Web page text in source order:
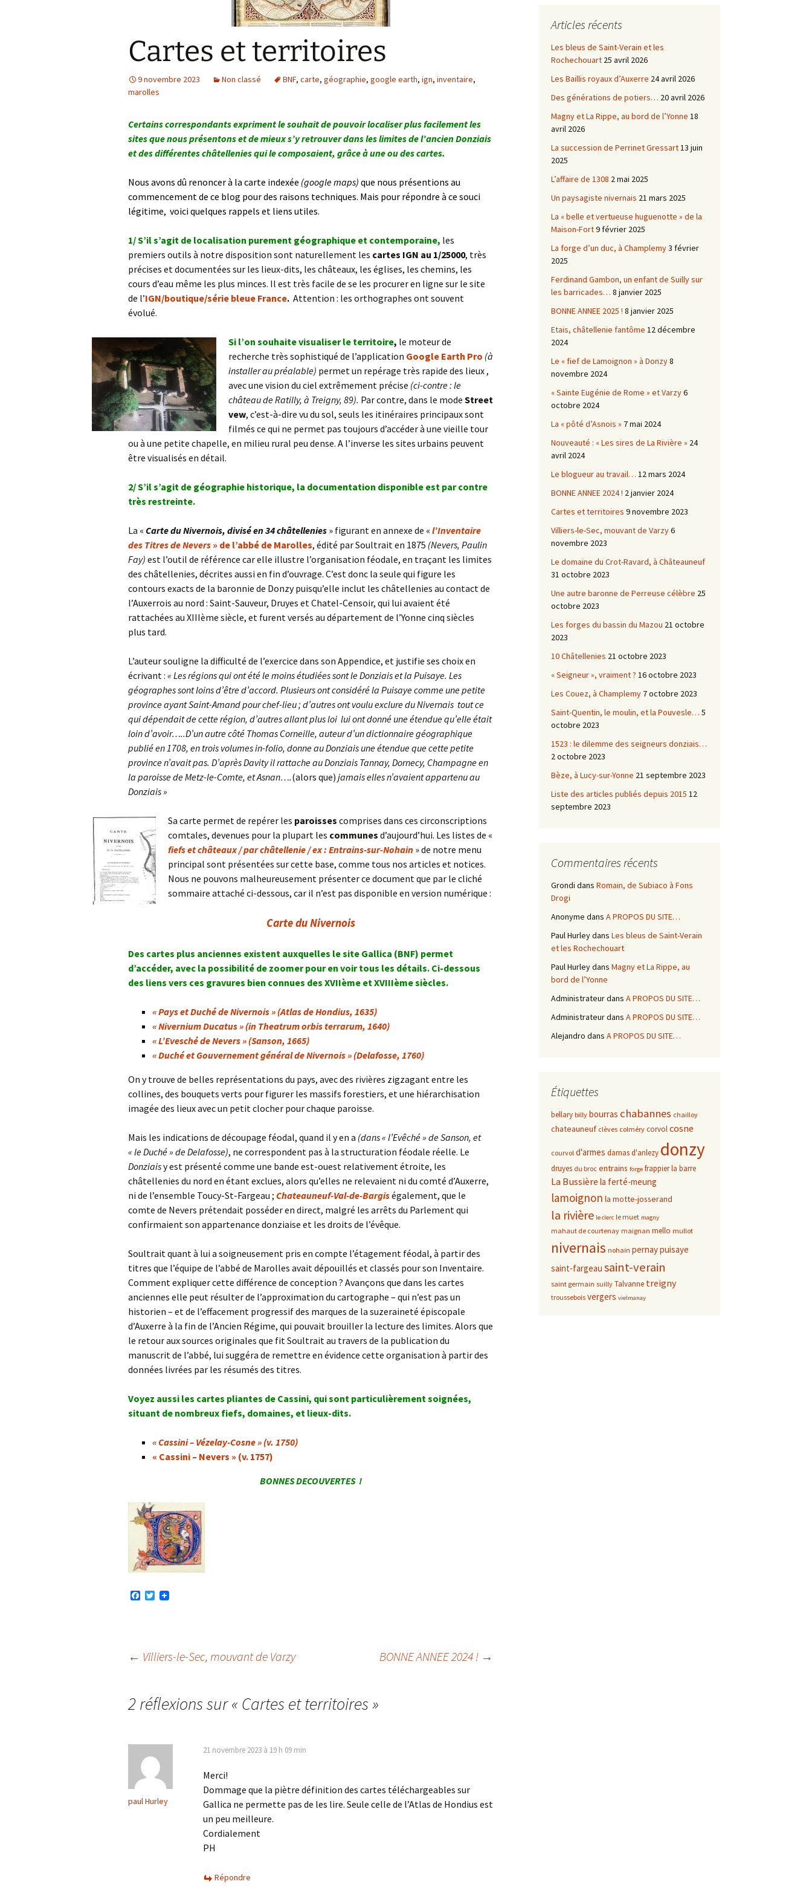
Baronnie de Saint-Verain
Comté d’Auxerre
Comté de Gien
Comté de Sancerre
Châtellenie d’Etais
Châtellenies de Corvol et
Billy
Châtellenie de Chatel-
Donziais
Cartes et territoires
9 novembre 2023 Non classé BNF, carte, géographie, google earth, ign, inventaire,
marolles
Certains correspondants expriment le souhait de pouvoir localiser plus facilement les
sites que nous présentons et de mieux s’y retrouver dans les limites de l’ancien Donziais
et des différentes châtellenies qui le composaient, grâce à une ou des cartes.
Nous avons dû renoncer à la carte indexée (google maps) que nous présentions au
commencement de ce blog pour des raisons techniques. Mais pour répondre à ce souci
légitime, voici quelques rappels et liens utiles.
1/ S’il s’agit de localisation purement géographique et contemporaine, les
premiers outils à notre disposition sont naturellement les cartes IGN au 1/25000, très
précises et documentées sur les lieux-dits, les châteaux, les églises, les chemins, les
cours d’eau même les plus minces. Il est très facile de se les procurer en ligne sur le site
de l’IGN/boutique/série bleue France. Attention : les orthographes ont souvent
évolué.
Si l’on souhaitevisualiser le territoire, le moteur de
recherche très sophistiqué de l’application Google Earth Pro (à
installer au préalable) permet un repérage très rapide des lieux ,
avec une vision du ciel extrêmement précise (ci-contre : le
château de Ratilly, à Treigny, 89). Par contre, dans le mode Street
vew, c’est-à-dire vu du sol, seuls les itinéraires principaux sont
filmés ce qui ne permet pas toujours d’accéder à une vieille tour
ou à une petite chapelle, en milieu rural peu dense. A l’inverse les sites urbains peuvent
être visualisés en détail.
2/ S’il s’agit de géographie historique, la documentation disponible est par contre
très restreinte.
La « Carte du Nivernois, divisé en 34 châtellenies » figurant en annexe de « l’Inventaire
des Titres de Nevers » de l’abbé de Marolles, édité par Soultrait en 1875 (Nevers, Paulin
Fay) est l’outil de référence car elle illustre l’organisation féodale, en traçant les limites
des châtellenies, décrites aussi en fin d’ouvrage. C’est donc la seule qui figure les
contours exacts de la baronnie de Donzy puisqu’elle inclut les châtellenies au contact de
l’Auxerrois au nord : Saint-Sauveur, Druyes et Chatel-Censoir, qui lui avaient été
rattachées au XIIIème siècle, et furent versés au département de l’Yonne cinq siècles
plus tard.
L’auteur souligne la difficulté de l’exercice dans son Appendice, et justifie ses choix en
écrivant : « Les régions qui ont été le moins étudiées sont le Donziais et la Puisaye. Les
géographes sont loins d’être d’accord. Plusieurs ont considéré la Puisaye comme une petite
province ayant Saint-Amand pour chef-lieu ; d’autres ont voulu exclure du Nivernais tout ce
qui dépendait de cette région, d’autres allant plus loi lui ont donné une étendue qu’elle était
loin d’avoir…..D’un autre côté Thomas Corneille, auteur d’un dictionnaire géographique
publié en 1708, en trois volumes in-folio, donne au Donziais une étendue que cette petite
province n’avait pas. D’après Davity il rattache au Donziais Tannay, Dornecy, Champagne en
la paroisse de Metz-le-Comte, etAsnan….(alors que) jamais elles n’avaient appartenu au
Donziais »
Sa carte permet de repérer les paroisses comprises dans ces circonscriptions
comtales, devenues pour la plupart les communes d’aujourd’hui. Les listes de «
fiefs et châteaux / par châtellenie / ex : Entrains-sur-Nohain » de notre menu
principal sont présentées sur cette base, comme tous nos articles et notices.
Nous ne pouvons malheureusement présenter ce document que par le cliché
sommaire attaché ci-dessous, car il n’est pas disponible en version numérique :
Carte du Nivernois
Des cartes plus anciennes existent auxquelles le site Gallica (BNF) permet
d’accéder, avec la possibilité de zoomer pour en voir tous les détails. Ci-dessous
des liens vers ces gravures bien connues des XVIIème et XVIIIème siècles.
« Pays et Duché de Nivernois » (Atlas de Hondius, 1635)
« Nivernium Ducatus » (in Theatrum orbis terrarum, 1640)
« L’Evesché de Nevers » (Sanson, 1665)
« Duché et Gouvernement général de Nivernois » (Delafosse, 1760)
On y trouve de belles représentations du pays, avec des rivières zigzagant entre les
collines, des bouquets verts pour figurer les massifs forestiers, et une hiérarchisation
imagée des lieux avec un petit clocher pour chaque paroisse.
Mais les indications de découpage féodal, quand il y en a (dans « l’Evêché » de Sanson, et
« le Duché » de Delafosse), ne correspondent pas à la structuration féodale réelle. Le
Donziaisy est présenté comme une bande est-ouest relativement étroite, les
châtellenies du nord en étant exclues, alors qu’elles ne relevaient ni du comté d’Auxerre,
ni de l’ensemble Toucy-St-Fargeau ; Chateauneuf-Val-de-Bargiségalement, que le
comte de Nevers prétendait posséder en direct, malgré les arrêts du Parlement qui
confirmaient son appartenance donziaise et les droits de l’évêque.
Soultrait quant à lui a soigneusement pris en compte l’étagement féodal, à partir des
titres que l’équipe de l’abbé de Marolles avait dépouillés et classés pour son Inventaire.
Comment expliquer cette différence de conception ? Avançons que dans les cartes
anciennes elle peut résulter de l’approximation du cartographe – qui n’est pas un
historien – et de l’effacement progressif des marques de la suzeraineté épiscopale
d’Auxerre à la fin de l’Ancien Régime, qui pouvait brouiller la lecture des limites. Alors que
le retour aux sources originales que fit Soultrait au travers de la publication du
manuscrit de l’abbé, lui suggéra de remettre en évidence cette organisation à partir des
données livrées par les résumés des titres.
Voyez aussi les cartes pliantes de Cassini, qui sont particulièrement soignées,
situant de nombreux fiefs, domaines, et lieux-dits.
« Cassini – Vézelay-Cosne » (v. 1750)
« Cassini – Nevers » (v. 1757)
BONNES DECOUVERTES !
o
k
T
r
Navigation
← Villiers-le-Sec, mouvant de Varzy BONNE ANNEE 2024 ! →
2 réflexions sur « Cartes et territoires»
paul Hurley
21 novembre 2023 à 19 h 09 min
Merci!
Dommage que la piètre définition des cartes téléchargeables sur
Gallica ne permette pas de les lire. Seule celle de l’Atlas de Hondius est
un peu meilleure.
Cordialement
PH
Répondre
Articles récents
Les bleus de Saint-Verain et les
Rochechouart 25 avril 2026
Les Baillis royaux d’Auxerre 24 avril 2026
Des générations de potiers… 20 avril 2026
Magny et La Rippe, au bord de l’Yonne 18
avril 2026
La succession de Perrinet Gressart13 juin
2025
L’affaire de 1308 2 mai 2025
Un paysagiste nivernais 21 mars 2025
La « belle et vertueuse huguenotte » de la
Maison-Fort9 février 2025
La forge d’un duc, à Champlemy3 février
2025
Ferdinand Gambon, un enfant de Suilly sur
les barricades… 8 janvier 2025
BONNE ANNEE 2025 ! 8 janvier 2025
Etais, châtellenie fantôme 12 décembre
2024
Le « fief de Lamoignon » à Donzy8
novembre 2024
« Sainte Eugénie de Rome » et Varzy6
octobre 2024
La « pôté d’Asnois » 7 mai 2024
Nouveauté : « Les sires de La Rivière » 24
avril 2024
Le blogueur au travail… 12 mars 2024
BONNE ANNEE 2024 ! 2 janvier 2024
Cartes et territoires 9 novembre 2023
Villiers-le-Sec, mouvant de Varzy6
novembre 2023
Le domaine du Crot-Ravard, à Châteauneuf
31 octobre 2023
Une autre baronne de Perreuse célèbre 25
octobre 2023
Les forges du bassin du Mazou 21 octobre
2023
10 Châtellenies 21 octobre 2023
« Seigneur », vraiment ? 16 octobre 2023
Les Couez, à Champlemy 7 octobre 2023
Saint-Quentin, le moulin, et la Pouvesle… 5
octobre 2023
1523 : le dilemme des seigneurs donziais…
2 octobre 2023
Bèze, à Lucy-sur-Yonne 21 septembre 2023
Liste des articles publiés depuis 2015 12
septembre 2023
Commentaires récents
Grondi dans Romain, de Subiaco à Fons
Drogi
Anonyme dans A PROPOS DU SITE…
Paul Hurleydans Les bleus de Saint-Verain
et les Rochechouart
Paul Hurleydans Magny et La Rippe, au
bord de l’Yonne
Administrateurdans A PROPOS DU SITE…
Administrateurdans A PROPOS DU SITE…
Alejandro dans A PROPOS DU SITE…
Étiquettes
bellary billy bourras chabannes chailloy
chateauneuf clèves colméry corvolcosne
courvol d'armes damas d'anlezy donzy
druyes du broc entrains forge frappierla barre
La Bussière la ferté-meung
lamoignon la motte-josserand
la rivière le clerc le muet magny
mahaut de courtenay maignan mello mullot
nivernais nohain pernaypuisaye
saint-fargeau saint-verain
saint germain suilly Talvanne treigny
troussebois vergers vielmanay